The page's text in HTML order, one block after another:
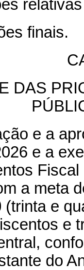
finais.
DAS
e a
e a
a meta
(trinta e
e
do